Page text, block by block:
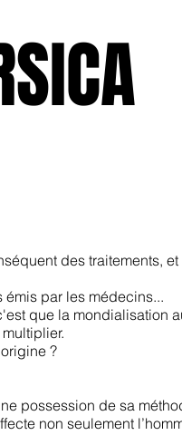
des traitements,
par les médecins...
que la
?
possession de sa
non seulement